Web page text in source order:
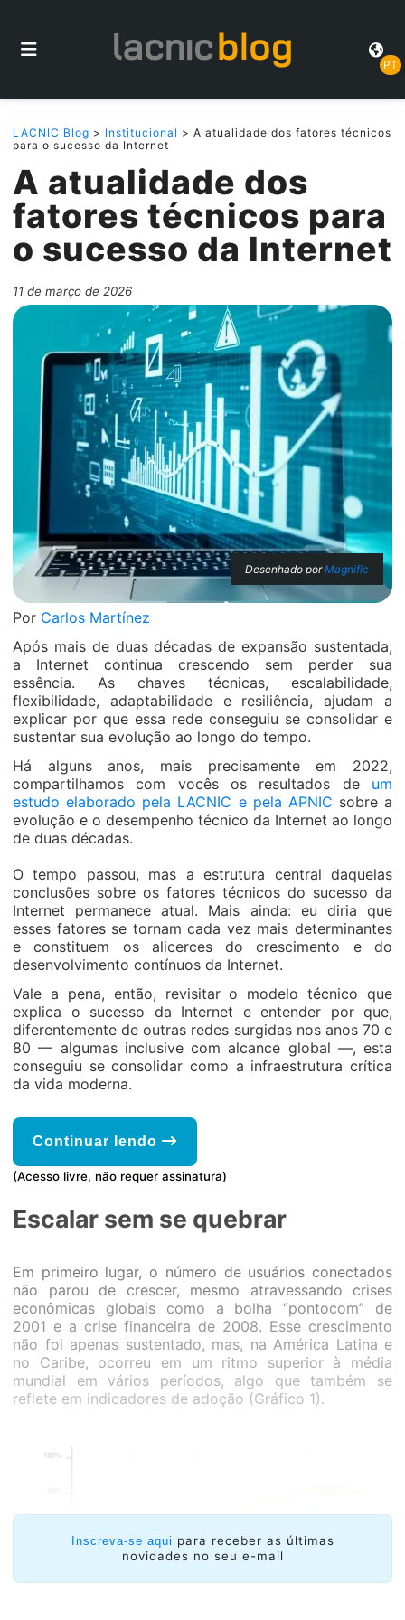
PT
LACNIC Blog > Institucional > A atualidade dos fatores técnicos
para o sucesso da Internet
A atualidade dos
fatores técnicos para
o sucesso da Internet
11 de março de 2026
Desenhado porMagnific
Por Carlos Martínez
Após mais de duas décadas de expansão sustentada,
a Internet continua crescendo sem perder sua
essência. As chaves técnicas, escalabilidade,
flexibilidade, adaptabilidade e resiliência, ajudam a
explicar por que essa rede conseguiu se consolidar e
sustentar sua evolução ao longo do tempo.
Há alguns anos, mais precisamente em 2022,
compartilhamos com vocês os resultados de um
estudo elaborado pela LACNIC e pela APNIC sobre a
evolução e o desempenho técnico da Internet ao longo
de duas décadas.
O tempo passou, mas a estrutura central daquelas
conclusões sobre os fatores técnicos do sucesso da
Internet permanece atual. Mais ainda: eu diria que
esses fatores se tornam cada vez mais determinantes
e constituem os alicerces do crescimento e do
desenvolvimento contínuos da Internet.
Vale a pena, então, revisitar o modelo técnico que
explica o sucesso da Internet e entender por que,
diferentemente de outras redes surgidas nos anos 70 e
80 — algumas inclusive com alcance global —, esta
conseguiu se consolidar como a infraestrutura crítica
da vida moderna.
Continuar lendo
(Acesso livre, não requer assinatura)
Escalar sem se quebrar
Em primeiro lugar, o número de usuários conectados
não parou de crescer, mesmo atravessando crises
econômicas globais como a bolha “pontocom” de
2001 e a crise financeira de 2008. Esse crescimento
não foi apenas sustentado, mas, na América Latina e
no Caribe, ocorreu em um ritmo superior à média
mundial em vários períodos, algo que também se
reflete em indicadores de adoção (Gráfico 1).
Inscreva-se aqui para receber as últimas
novidades no seu e-mail